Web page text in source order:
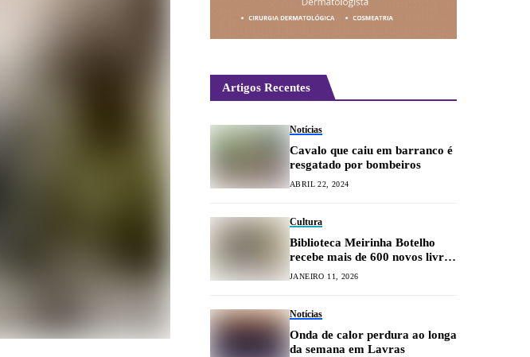
Artigos Recentes
Notícias
Cavalo que caiu em barranco é
resgatado por bombeiros
ABRIL 22, 2024
Cultura
Biblioteca Meirinha Botelho
recebe mais de 600 novos livros
infantis
JANEIRO 11, 2026
Notícias
Onda de calor perdura ao longa
da semana em Lavras